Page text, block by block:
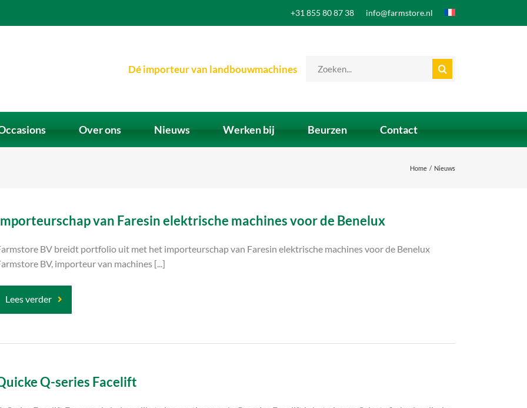
+31 855 80 87 38 info@farmstore.nl
Dé importeur van landbouwmachines
Over ons Nieuws Werken bij Beurzen Contact
Home Nieuws
van Faresin elektrische machines voor de Benelux
BV breidt portfolio uit met het importeurschap van Faresin elektrische machines voor de Benelux
BV, importeur van machines [...]
Lees verder
Q-series Facelift